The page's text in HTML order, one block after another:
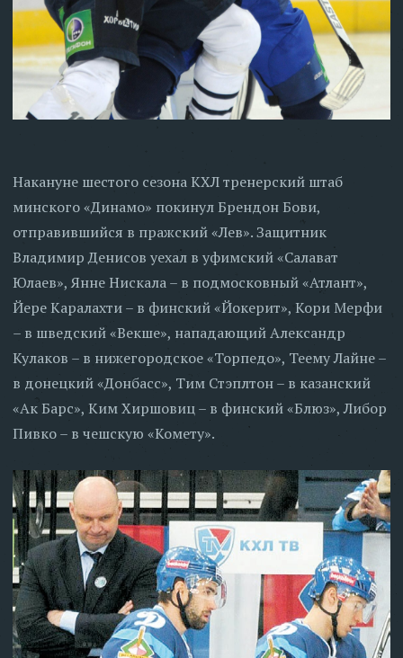
Накануне шестого сезона КХЛ тренерский штаб
минского «Динамо» покинул Брендон Бови,
отправившийся в пражский «Лев». Защитник
Владимир Денисов уехал в уфимский «Салават
Юлаев», Янне Нискала – в подмосковный «Атлант»,
Йере Каралахти – в финский «Йокерит», Кори Мерфи
– в шведский «Векше», нападающий Александр
Кулаков – в нижегородское «Торпедо», Теему Лайне –
в донецкий «Донбасс», Тим Стэплтон – в казанский
«Ак Барс», Ким Хиршовиц – в финский «Блюз», Либор
Пивко – в чешскую «Комету».